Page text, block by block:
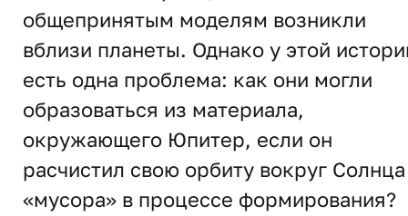
общепринятым моделям возникли
вблизи планеты. Однако у этой
есть одна проблема: как они могли
образоваться из материала,
окружающего Юпитер, если он
расчистил свою орбиту вокруг
«мусора» в процессе формирования?